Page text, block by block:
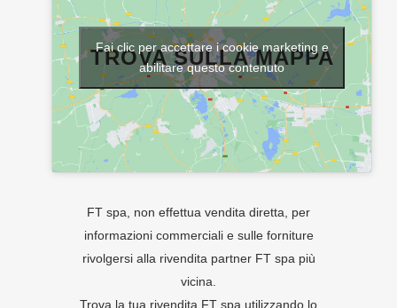
TROVA SULLA MAPPA
Fai clic per accettare i cookie marketing e
abilitare questo contenuto
FT spa, non effettua vendita diretta, per
informazioni commerciali e sulle forniture
rivolgersi alla rivendita partner FT spa più
vicina.
Trova la tua rivendita FT spa utilizzando lo